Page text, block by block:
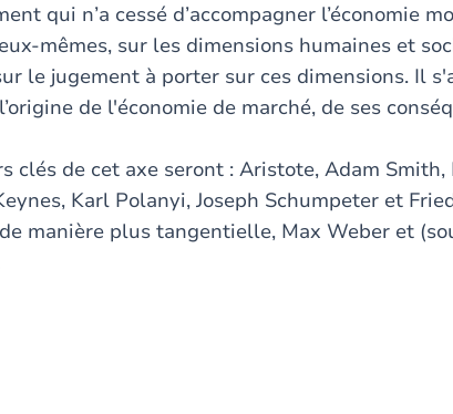
qui n’a cessé d’accompagner l’économie
mêmes, sur les dimensions humaines et
le jugement à porter sur ces dimensions. Il
de l'économie de marché, de ses
clés de cet axe seront : Aristote, Adam Smith,
Karl Polanyi, Joseph Schumpeter et
manière plus tangentielle, Max Weber et